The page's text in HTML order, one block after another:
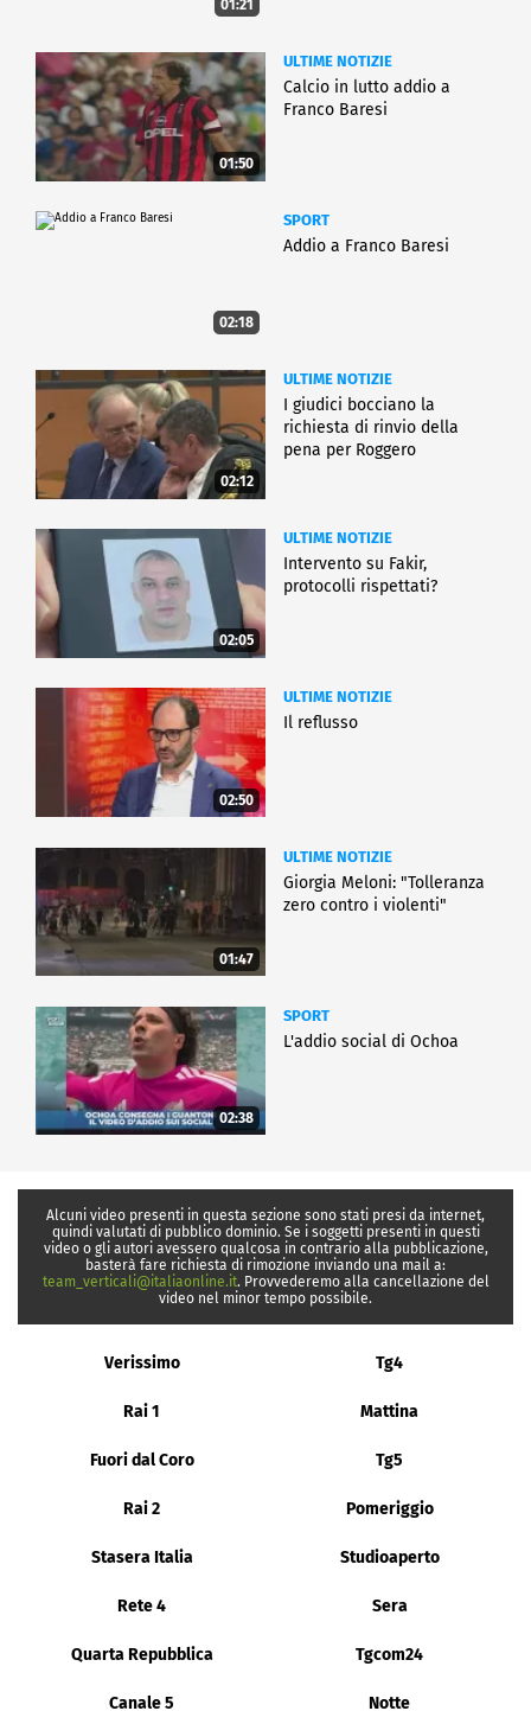
01:21
01:50
ULTIME NOTIZIE
Calcio in lutto addio a
Franco Baresi
02:18
SPORT
Addio a Franco Baresi
02:12
ULTIME NOTIZIE
I giudici bocciano la
richiesta di rinvio della
pena per Roggero
02:05
ULTIME NOTIZIE
Intervento su Fakir,
protocolli rispettati?
02:50
ULTIME NOTIZIE
Il reflusso
01:47
ULTIME NOTIZIE
Giorgia Meloni: "Tolleranza
zero contro i violenti"
02:38
SPORT
L'addio social di Ochoa
Alcuni video presenti in questa sezione sono stati presi da internet,
quindi valutati di pubblico dominio. Se i soggetti presenti in questi
video o gli autori avessero qualcosa in contrario alla pubblicazione,
basterà fare richiesta di rimozione inviando una mail a:
team_verticali@italiaonline.it. Provvederemo alla cancellazione del
video nel minor tempo possibile.
Verissimo Tg4
Rai 1 Mattina
Fuori dal Coro Tg5
Rai 2 Pomeriggio
Stasera Italia Studioaperto
Rete 4 Sera
Quarta Repubblica Tgcom24
Canale 5 Notte